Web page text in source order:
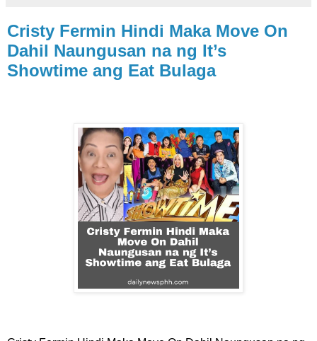
Cristy Fermin Hindi Maka Move On
Dahil Naungusan na ng It’s
Showtime ang Eat Bulaga